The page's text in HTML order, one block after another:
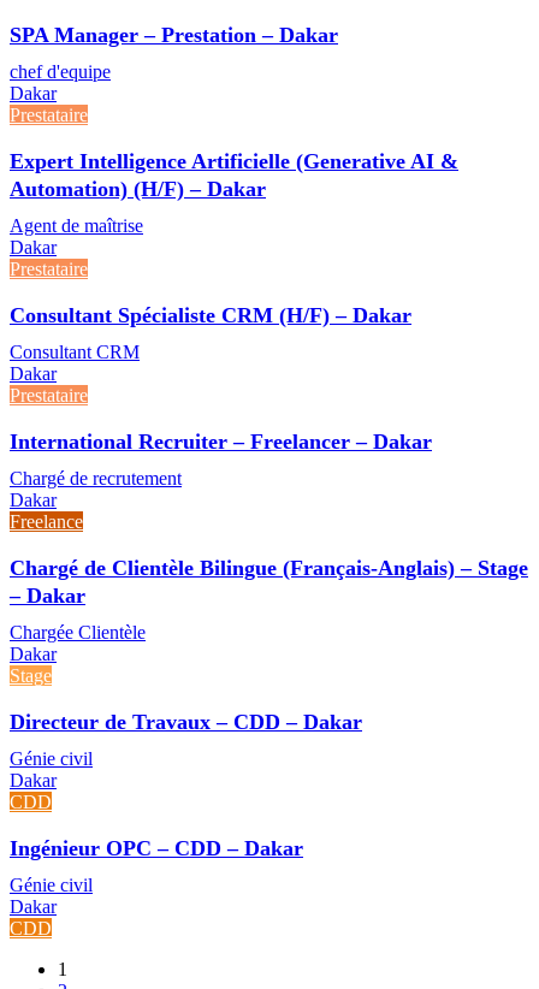
SPA Manager – Prestation – Dakar
chef d'equipe
Dakar
Prestataire
Expert Intelligence Artificielle (Generative AI &
Automation) (H/F) – Dakar
Agent de maîtrise
Dakar
Prestataire
Consultant Spécialiste CRM (H/F) – Dakar
Consultant CRM
Dakar
Prestataire
International Recruiter – Freelancer – Dakar
Chargé de recrutement
Dakar
Freelance
Chargé de Clientèle Bilingue (Français-Anglais) – Stage
– Dakar
Chargée Clientèle
Dakar
Stage
Directeur de Travaux – CDD – Dakar
Génie civil
Dakar
CDD
Ingénieur OPC – CDD – Dakar
Génie civil
Dakar
CDD
1